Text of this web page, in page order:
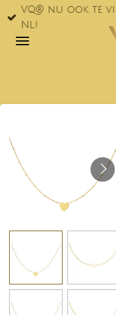
Ga
direct
naar
VQ® nu ook te
NL!